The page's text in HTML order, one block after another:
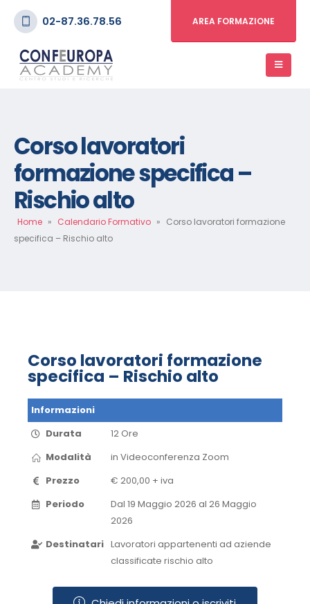
02-87.36.78.56 AREA FORMAZIONE
Corso lavoratori
formazione specifica –
Rischio alto
Home » Calendario Formativo » Corso lavoratori formazione
specifica – Rischio alto
Corso lavoratori formazione
specifica – Rischio alto
Informazioni
Durata
12 Ore
Modalità
in Videoconferenza​ Zoom​
Prezzo
€ 200,00 + iva
Periodo
Dal 19 Maggio 2026 al 26 Maggio
2026​
Destinatari Lavoratori appartenenti ad aziende
classificate rischio alto